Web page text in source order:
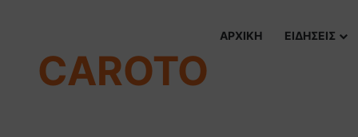
CAROTO
ΑΡΧΙΚΗ ΕΙΔΗΣΕΙΣ